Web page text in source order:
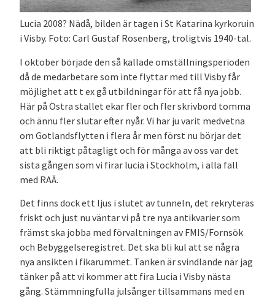
Lucia 2008? Nädå, bilden är tagen i St Katarina kyrkoruin
i Visby. Foto: Carl Gustaf Rosenberg, troligtvis 1940-tal.
I oktober började den så kallade omställningsperioden
då de medarbetare som inte flyttar med till Visby får
möjlighet att t ex gå utbildningar för att få nya jobb.
Här på Östra stallet ekar fler och fler skrivbord tomma
och ännu fler slutar efter nyår. Vi har ju varit medvetna
om Gotlandsflytten i flera år men först nu börjar det
att bli riktigt påtagligt och för många av oss var det
sista gången som vi firar lucia i Stockholm, i alla fall
med RAÄ.
Det finns dock ett ljus i slutet av tunneln, det rekryteras
friskt och just nu väntar vi på tre nya antikvarier som
främst ska jobba med förvaltningen av FMIS/Fornsök
och Bebyggelseregistret. Det ska bli kul att se några
nya ansikten i fikarummet. Tanken är svindlande när jag
tänker på att vi kommer att fira Lucia i Visby nästa
gång. Stämmningfulla julsånger tillsammans med en